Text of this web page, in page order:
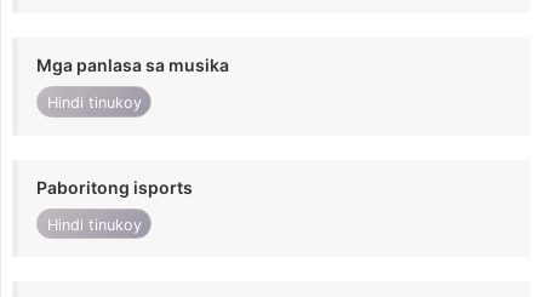
Mga panlasa sa musika
Hindi tinukoy
Paboritong isports
Hindi tinukoy